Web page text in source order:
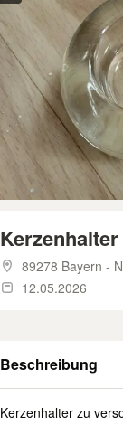
89278 Bayern -
12.05.2026
Beschreibung
Kerzenhalter zu